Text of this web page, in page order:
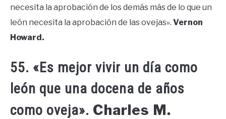
necesita la aprobación de los demás más de lo que un
león necesita la aprobación de las ovejas». Vernon
Howard.
55. «Es mejor vivir un día como
león que una docena de años
como oveja». Charles M.